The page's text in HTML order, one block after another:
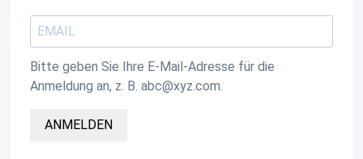
Bitte geben Sie Ihre E-Mail-Adresse für die
Anmeldung an, z. B. abc@xyz.com.
ANMELDEN